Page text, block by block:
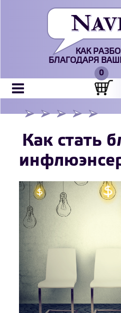
КАК
БЛАГОДАРЯ
Как стать